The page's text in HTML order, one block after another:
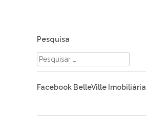
Pesquisa
Pesquisar
por:
Facebook BelleVille Imobiliária